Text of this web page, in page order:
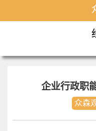
企业行政职
众森